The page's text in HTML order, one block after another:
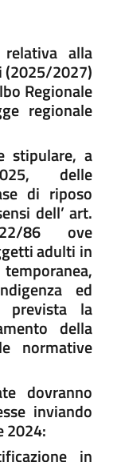
alla
(2025/2027)
Regionale
regionale
stipulare, a
delle
di riposo
dell’ art.
22/86 ove
adulti in
ed
la
della
normative
dovranno
inviando
2024:
in